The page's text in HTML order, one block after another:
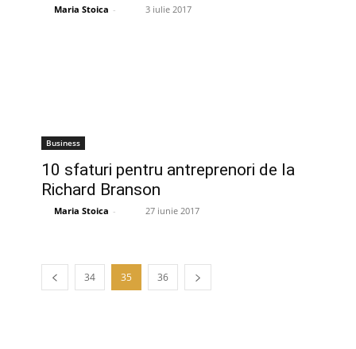
Maria Stoica - 3 iulie 2017
Business
10 sfaturi pentru antreprenori de la
Richard Branson
Maria Stoica - 27 iunie 2017
34 35 36